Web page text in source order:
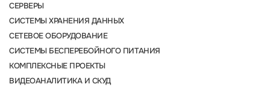
СЕРВЕРЫ
СИСТЕМЫ ХРАНЕНИЯ ДАННЫХ
СЕТЕВОЕ ОБОРУДОВАНИЕ
СИСТЕМЫ БЕСПЕРЕБОЙНОГО ПИТАНИЯ
КОМПЛЕКСНЫЕ ПРОЕКТЫ
ВИДЕОАНАЛИТИКА И СКУД